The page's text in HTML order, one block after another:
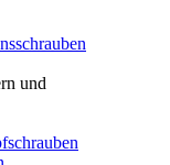
und